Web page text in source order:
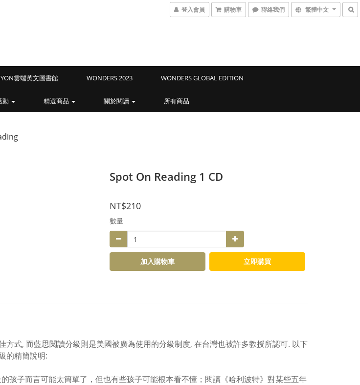
登入會員 購物車 聯絡我們 繁體中文
雲端英文圖書館 WONDERS 2023 WONDERS GLOBAL EDITION
動 精選商品 關於閱讀 所有商品
Spot On Reading 1 CD
NT$210
數量
加入購物車 立即購買
方式, 而藍思閱讀分級則是美國被廣為使用的分級制度, 在台灣也被許多教授所認可. 以下
的精簡說明:
孩子而言可能太簡單了，但也有些孩子可能根本看不懂；閱讀《哈利波特》對某些五年